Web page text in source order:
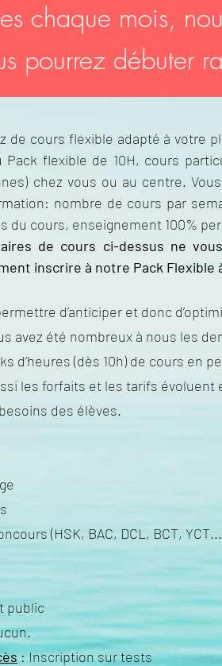
chaque mois,
pourrez débuter
de cours flexible adapté à votre
Pack flexible de 10H, cours
chez vous ou au centre.
nombre de cours par
du cours, enseignement 100%
de cours ci-dessus ne
inscrire à notre Pack Flexible
d’anticiper et donc
avez été nombreux à nous les
d’heures (dès 10h) de cours en
les forfaits et les tarifs évoluent
des élèves.
(HSK, BAC, DCL, BCT,
public
: Inscription sur tests